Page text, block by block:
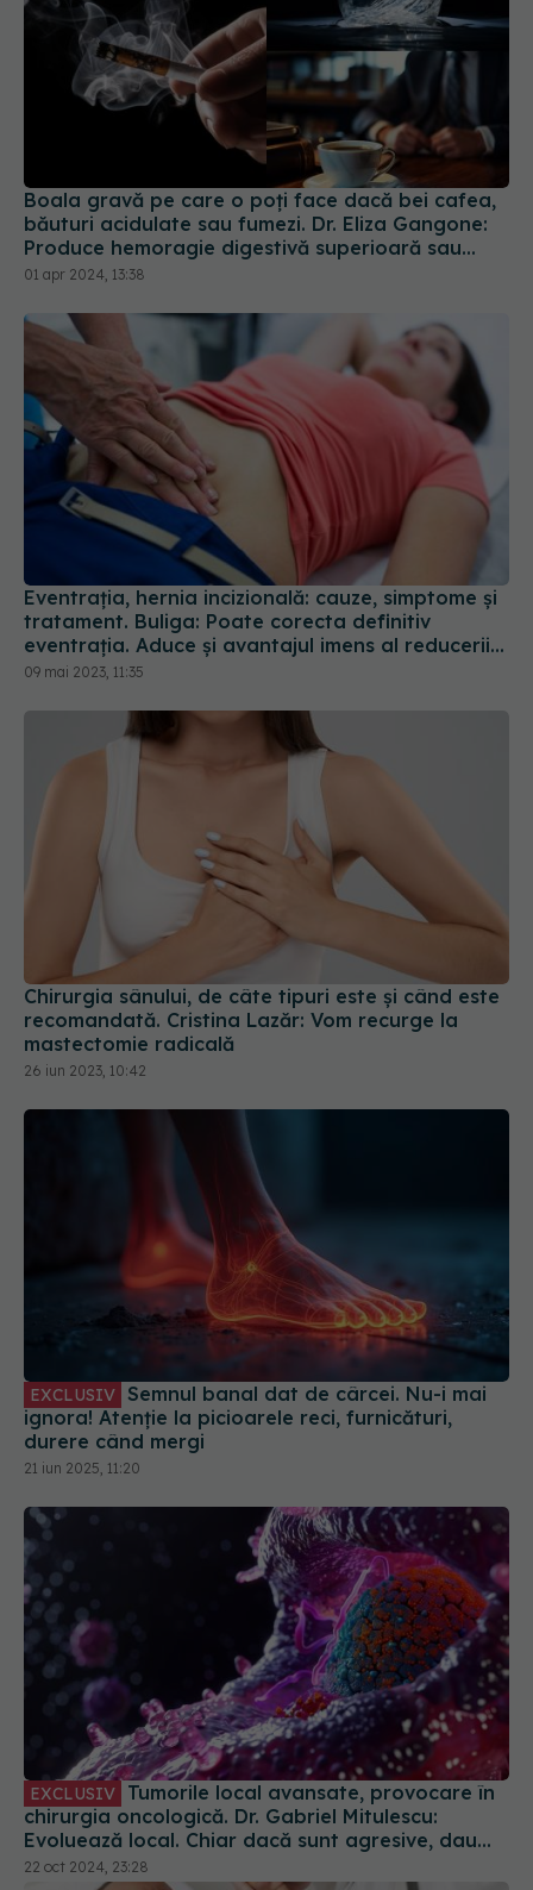
Boala gravă pe care o poți face dacă bei cafea,
băuturi acidulate sau fumezi. Dr. Eliza Gangone:
Produce hemoragie digestivă superioară sau
infecție
01 apr 2024, 13:38
Eventrația, hernia incizională: cauze, simptome și
tratament. Buliga: Poate corecta definitiv
eventrația. Aduce și avantajul imens al reducerii
durerilor
09 mai 2023, 11:35
Chirurgia sânului, de câte tipuri este și când este
recomandată. Cristina Lazăr: Vom recurge la
mastectomie radicală
26 iun 2023, 10:42
EXCLUSIV
ignora! Atenție la picioarele reci, furnicături,
durere când mergi
21 iun 2025, 11:20
EXCLUSIV
chirurgia oncologică. Dr. Gabriel Mitulescu:
Evoluează local. Chiar dacă sunt agresive, dau
tardiv metastaze
22 oct 2024, 23:28